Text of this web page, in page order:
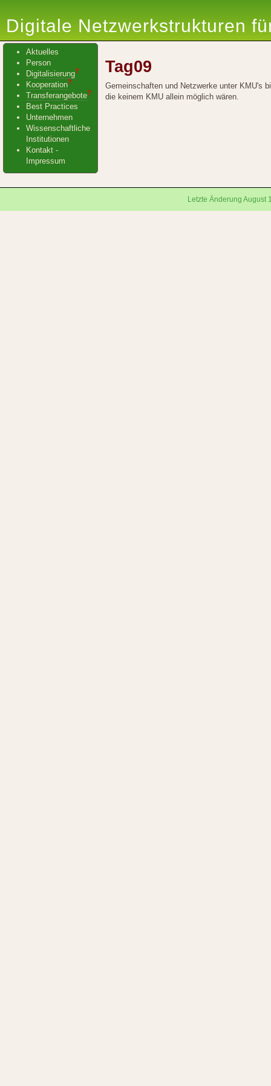
Digitale Netzwerkstrukturen
Aktuelles
Person
Digitalisierung?
Kooperation?
Transferangebote?
Best Practices
Unternehmen
Wissenschaftliche
Institutionen
Kontakt -
Impressum
Tag09
Gemeinschaften und Netzwerke unter KMU's
die keinem KMU allein möglich wären.
Letzte Änderung August